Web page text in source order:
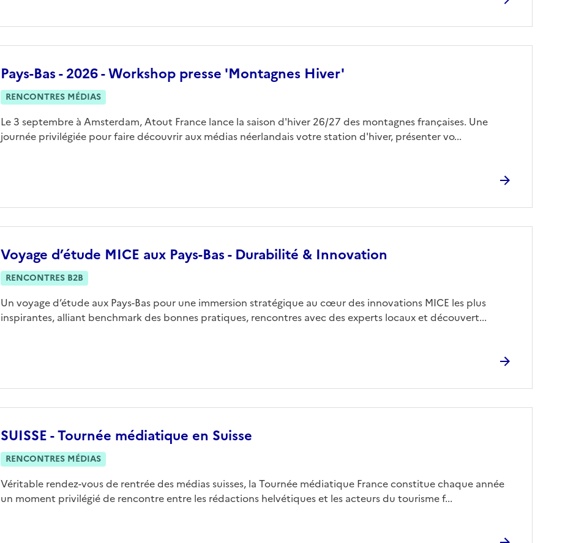
Pays-Bas - 2026 - Workshop presse 'Montagnes Hiver'
RENCONTRES MÉDIAS
Le 3 septembre à Amsterdam, Atout France lance la saison d'hiver 26/27 des montagnes françaises. Une
journée privilégiée pour faire découvrir aux médias néerlandais votre station d'hiver, présenter vo...
Voyage d’étude MICE aux Pays-Bas - Durabilité & Innovation
RENCONTRES B2B
Un voyage d’étude aux Pays-Bas pour une immersion stratégique au cœur des innovations MICE les plus
inspirantes, alliant benchmark des bonnes pratiques, rencontres avec des experts locaux et découvert...
SUISSE - Tournée médiatique en Suisse
RENCONTRES MÉDIAS
Véritable rendez-vous de rentrée des médias suisses, la Tournée médiatique France constitue chaque année
un moment privilégié de rencontre entre les rédactions helvétiques et les acteurs du tourisme f...